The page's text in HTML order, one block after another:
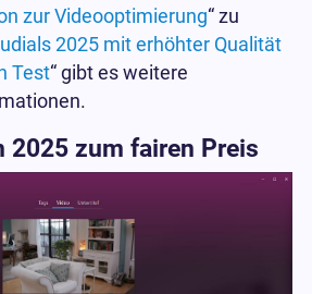
zur Videooptimierung“ zu
2025 mit erhöhter Qualität
Test“ gibt es weitere
2025 zum fairen Preis